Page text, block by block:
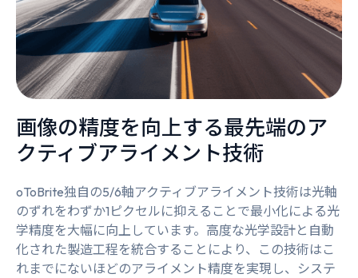
画像の精度を向上する最先端のア
クティブアライメント技術
oToBrite独自の5/6軸アクティブアライメント技術は光軸
のずれをわずか1ピクセルに抑えることで最小化による光
学精度を大幅に向上しています。高度な光学設計と自動
化された製造工程を統合することにより、この技術はこ
れまでにないほどのアライメント精度を実現し、システ